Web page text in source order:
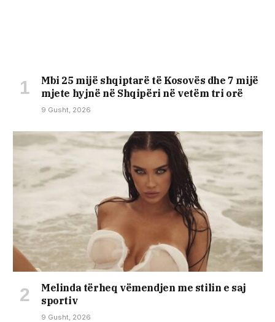
Mbi 25 mijë shqiptarë të Kosovës dhe 7 mijë
mjete hyjnë në Shqipëri në vetëm tri orë
9 Gusht, 2026
Melinda tërheq vëmendjen me stilin e saj
sportiv
9 Gusht, 2026